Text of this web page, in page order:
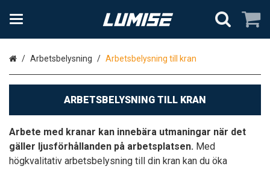
HemArbetsbelysning Arbetsbelysning till kran
ARBETSBELYSNING TILL KRAN
Arbete med kranar kan innebära utmaningar när det
gäller ljusförhållanden på arbetsplatsen. Med
högkvalitativ arbetsbelysning till din kran kan du öka